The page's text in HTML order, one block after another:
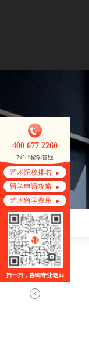
400 677 2260
7x24h留学答疑
艺术院校排名
留学申请攻略
艺术留学费用
扫一扫，咨询专业老师